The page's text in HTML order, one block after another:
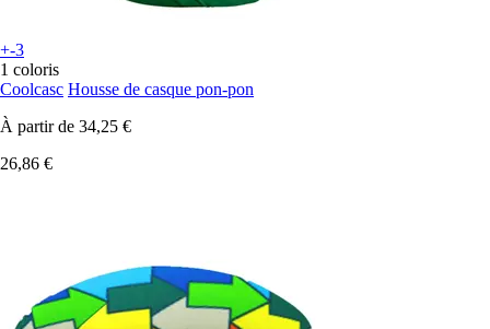
+-3
1 coloris
Coolcasc Housse de casque pon-pon
À partir de 34,25 €
26,86 €